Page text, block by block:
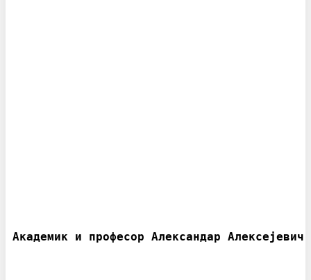
Академик и професор Александар